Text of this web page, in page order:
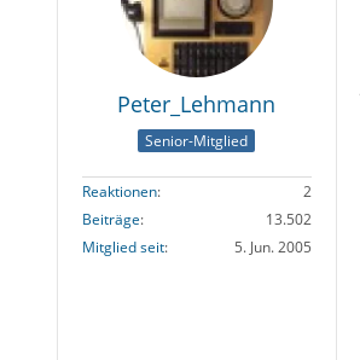
Peter_Lehmann
Senior-Mitglied
Reaktionen
2
Beiträge
13.502
Mitglied seit
5. Jun. 2005